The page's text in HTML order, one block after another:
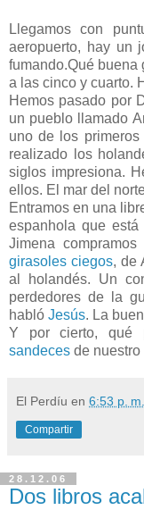
Llegamos con
aeropuerto, hay un
fumando.Qué buena
a las cinco y cuarto.
Hemos pasado por
un pueblo llamado
uno de los
realizado los
siglos impresiona.
ellos. El mar del
Entramos en una
espanhola que
Jimena compramos
girasoles ciegos, de
al holandés. Un
perdedores de la
habló Jesús. La
Y por cierto, qué
sandeces de nuestro
El Perdíu en 6:53 p. m.
Compartir
28.12.06
Dos libros